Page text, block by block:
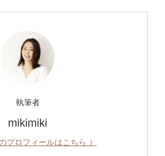
執筆者
mikimiki
プロフィールはこちら ）